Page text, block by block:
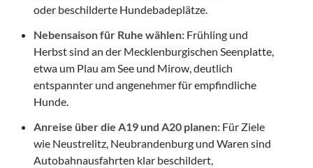
oder beschilderte Hundebadeplätze.
Nebensaison für Ruhe wählen: Frühling und
Herbst sind an der Mecklenburgischen Seenplatte,
etwa um Plau am See und Mirow, deutlich
entspannter und angenehmer für empfindliche
Hunde.
Anreise über die A19 und A20 planen: Für Ziele
wie Neustrelitz, Neubrandenburg und Waren sind
Autobahnausfahrten klar beschildert,